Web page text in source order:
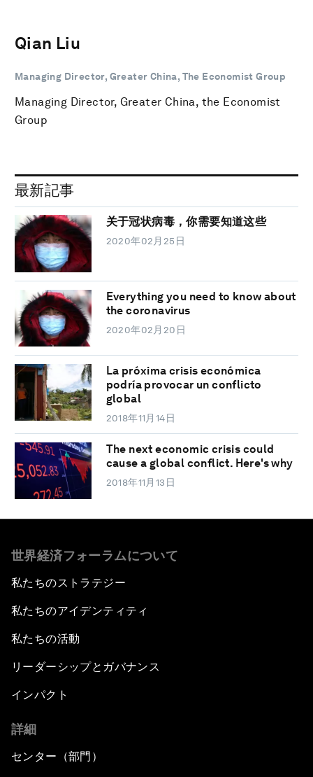
Qian Liu
Managing Director, Greater China, The Economist Group
Managing Director, Greater China, the Economist
Group
最新記事
关于冠状病毒，你需要知道这些
2020年02月25日
Everything you need to know about
the coronavirus
2020年02月20日
La próxima crisis económica
podría provocar un conflicto
global
2018年11月14日
The next economic crisis could
cause a global conflict. Here's why
2018年11月13日
世界経済フォーラムについて
私たちのストラテジー
私たちのアイデンティティ
私たちの活動
リーダーシップとガバナンス
インパクト
詳細
センター（部門）